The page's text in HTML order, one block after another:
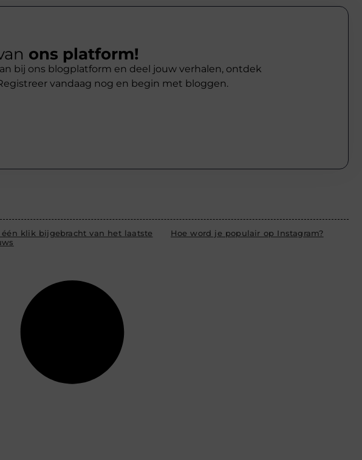
ons platform!
bij ons blogplatform en deel jouw verhalen, ontdek
vandaag nog en begin met bloggen.
één klik bijgebracht van het laatste
Hoe word je populair op Instagram?